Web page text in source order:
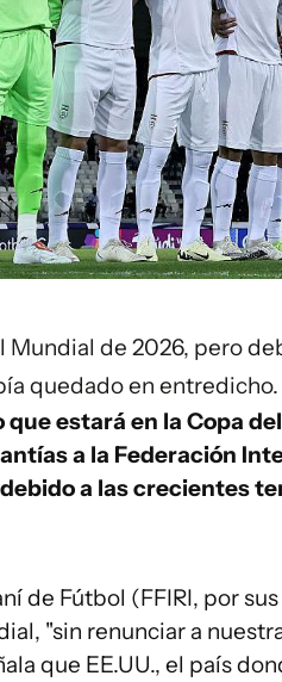
Mundial de 2026, pero
quedado en entredicho.
que estará en la Copa
a la Federación
a las crecientes
de Fútbol (FFIRI, por
"sin renunciar a
que EE.UU., el país